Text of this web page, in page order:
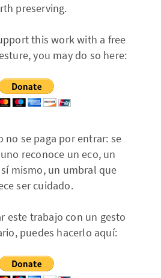
preserving.
this work with a free
you may do so here:
no se paga por entrar: se
reconoce un eco, un
mismo, un umbral que
ser cuidado.
este trabajo con un gesto
puedes hacerlo aquí: